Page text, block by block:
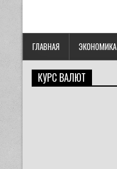
ГЛАВНАЯ ЭКОНОМИКА
КУРС ВАЛЮТ